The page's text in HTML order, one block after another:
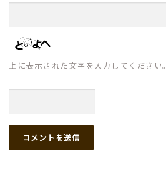
上に表示された文字を入力してください。